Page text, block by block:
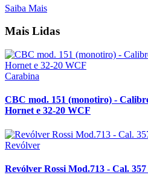
Saiba Mais
Mais Lidas
Carabina
CBC mod. 151 (monotiro) -
Hornet e 32-20 WCF
Revólver
Revólver Rossi Mod.713 - Cal.